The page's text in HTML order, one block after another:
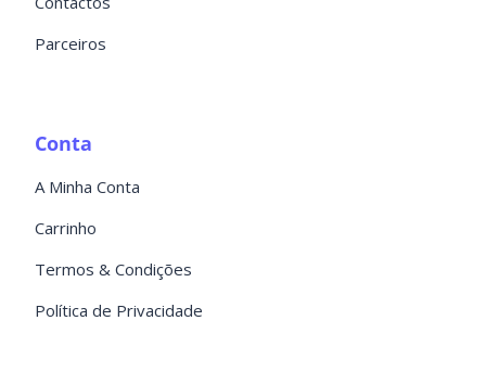
Parceiros
Conta
A Minha Conta
Carrinho
Termos & Condições
Política de Privacidade